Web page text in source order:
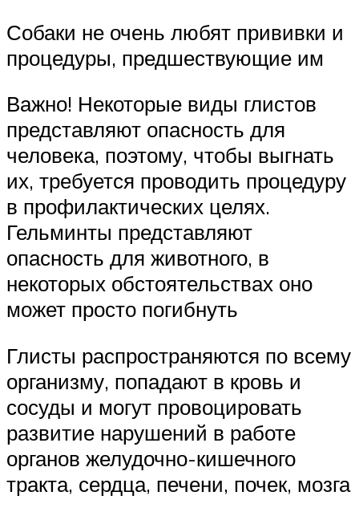
Собаки не очень любят прививки и
процедуры, предшествующие им
Важно! Некоторые виды глистов
представляют опасность для
человека, поэтому, чтобы выгнать
их, требуется проводить процедуру
в профилактических целях.
Гельминты представляют
опасность для животного, в
некоторых обстоятельствах оно
может просто погибнуть
Глисты распространяются по всему
организму, попадают в кровь и
сосуды и могут провоцировать
развитие нарушений в работе
органов желудочно-кишечного
тракта, сердца, печени, почек, мозга